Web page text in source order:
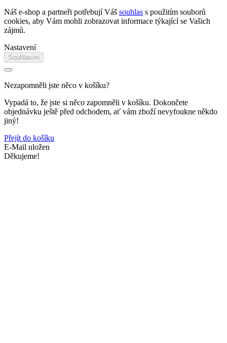
Náš e-shop a partneři potřebují Váš souhlas s použitím souborů
cookies, aby Vám mohli zobrazovat informace týkající se Vašich
zájmů.
Nastavení
Souhlasím
Nezapomněli jste něco v košíku?
Vypadá to, že jste si něco zapomněli v košíku. Dokončete
objednávku ještě před odchodem, ať vám zboží nevyfoukne někdo
jiný!
Přejít do košíku
E-Mail uložen
Děkujeme!